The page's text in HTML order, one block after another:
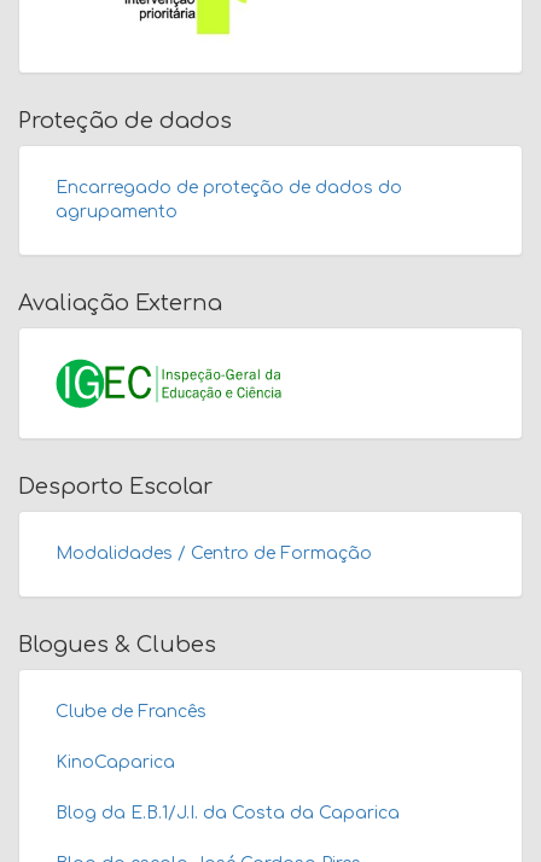
Proteção de dados
Encarregado de proteção de dados do
agrupamento
Avaliação Externa
Desporto Escolar
Modalidades / Centro de Formação
Blogues & Clubes
Clube de Francês
KinoCaparica
Blog da E.B.1/J.I. da Costa da Caparica